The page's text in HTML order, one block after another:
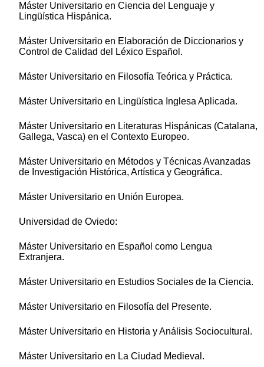
Máster Universitario en Ciencia del Lenguaje y
Lingüística Hispánica.
Máster Universitario en Elaboración de Diccionarios y
Control de Calidad del Léxico Español.
Máster Universitario en Filosofía Teórica y Práctica.
Máster Universitario en Lingüística Inglesa Aplicada.
Máster Universitario en Literaturas Hispánicas (Catalana,
Gallega, Vasca) en el Contexto Europeo.
Máster Universitario en Métodos y Técnicas Avanzadas
de Investigación Histórica, Artística y Geográfica.
Máster Universitario en Unión Europea.
Universidad de Oviedo:
Máster Universitario en Español como Lengua
Extranjera.
Máster Universitario en Estudios Sociales de la Ciencia.
Máster Universitario en Filosofía del Presente.
Máster Universitario en Historia y Análisis Sociocultural.
Máster Universitario en La Ciudad Medieval.